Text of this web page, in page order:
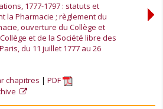
1777-1797 : statuts et
la Pharmacie ; règlement du
ouverture du Collège et
et de la Société libre des
du 11 juillet 1777 au 26
chapitres
PDF